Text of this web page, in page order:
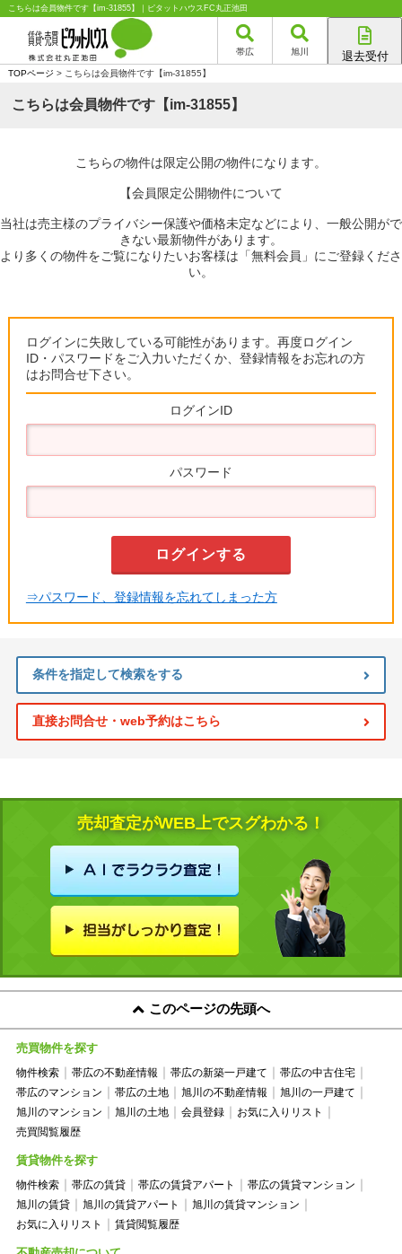
こちらは会員物件です【im-31855】｜ピタットハウスFC丸正池田
帯広 旭川 退去受付
TOPページ > こちらは会員物件です【im-31855】
こちらは会員物件です【im-31855】
こちらの物件は限定公開の物件になります。
【会員限定公開物件について
当社は売主様のプライバシー保護や価格未定などにより、一般公開がで
きない最新物件があります。
より多くの物件をご覧になりたいお客様は「無料会員」にご登録くださ
い。
ログインに失敗している可能性があります。再度ログイン
ID・パスワードをご入力いただくか、登録情報をお忘れの方
はお問合せ下さい。
ログインID
パスワード
⇒パスワード、登録情報を忘れてしまった方
条件を指定して検索をする
直接お問合せ・web予約はこちら
売却査定がWEB上でスグわかる！
このページの先頭へ
売買物件を探す
物件検索 帯広の不動産情報 帯広の新築一戸建て
帯広の中古住宅
帯広のマンション
帯広の土地 旭川の不動産情報
旭川の一戸建て
旭川のマンション
旭川の土地 会員登録
お気に入りリスト
売買閲覧履歴
賃貸物件を探す
物件検索 帯広の賃貸 帯広の賃貸アパート
帯広の賃貸マンション
旭川の賃貸
旭川の賃貸アパート
旭川の賃貸マンション
お気に入りリスト
賃貸閲覧履歴